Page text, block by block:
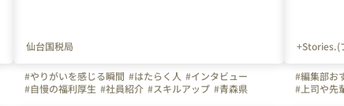
仙台国税局
#やりがいを感じる瞬間 #はたらく人 #インタビュー
#自慢の福利厚生 #社員紹介 #スキルアップ #青森県
+Stories.(
#編集部お
#上司や先